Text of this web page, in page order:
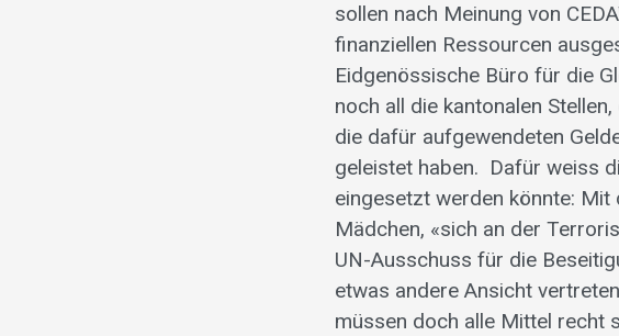
sollen nach Meinung von
finanziellen Ressourcen
Eidgenössische Büro für die
noch all die kantonalen
die dafür aufgewendeten
geleistet haben. Dafür weiss
eingesetzt werden könnte:
Mädchen, «sich an der
UN-Ausschuss für die
etwas andere Ansicht
müssen doch alle Mittel recht